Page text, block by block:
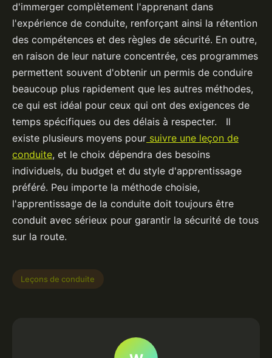
d'immerger complètement l'apprenant dans
l'expérience de conduite, renforçant ainsi la rétention
des compétences et des règles de sécurité. En outre,
en raison de leur nature concentrée, ces programmes
permettent souvent d'obtenir un permis de conduire
beaucoup plus rapidement que les autres méthodes,
ce qui est idéal pour ceux qui ont des exigences de
temps spécifiques ou des délais à respecter. Il
existe plusieurs moyens pour suivre une leçon de
conduite, et le choix dépendra des besoins
individuels, du budget et du style d'apprentissage
préféré. Peu importe la méthode choisie,
l'apprentissage de la conduite doit toujours être
conduit avec sérieux pour garantir la sécurité de tous
sur la route.
Leçons de conduite